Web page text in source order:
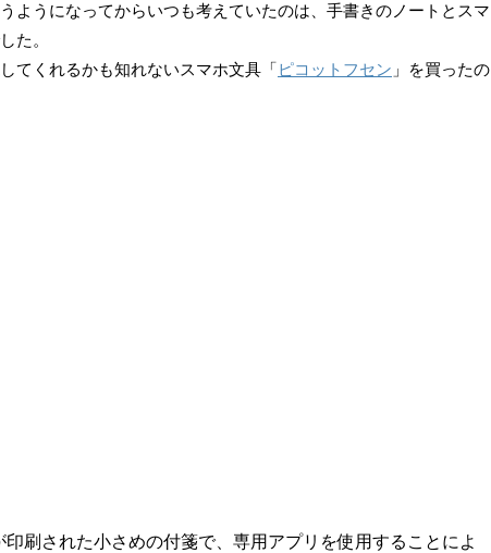
ようになってからいつも考えていたのは、手書きのノートとスマ
た。
てくれるかも知れないスマホ文具「ピコットフセン 」を買ったの
刷された小さめの付箋で、専用アプリを使用することによ